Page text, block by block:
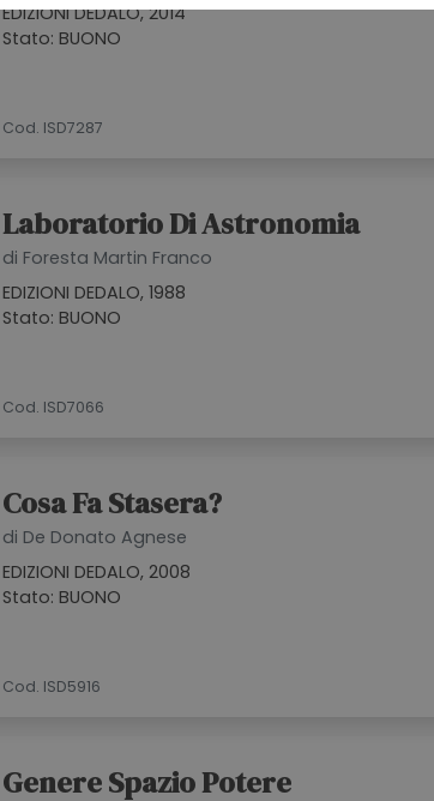
EDIZIONI DEDALO, 2014
Stato: BUONO
Cod. ISD7287
Laboratorio Di Astronomia
di Foresta Martin Franco
EDIZIONI DEDALO, 1988
Stato: BUONO
Cod. ISD7066
Cosa Fa Stasera?
di De Donato Agnese
EDIZIONI DEDALO, 2008
Stato: BUONO
Cod. ISD5916
Genere Spazio Potere